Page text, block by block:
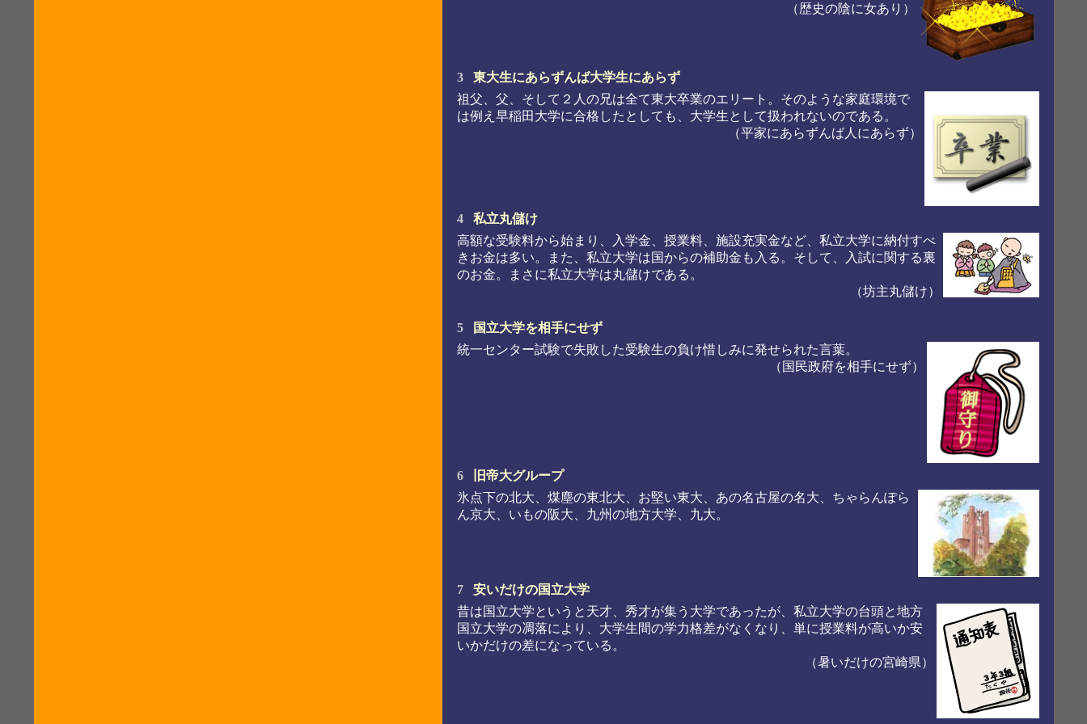
（歴史の陰に女あり）
3
東大生にあらずんば大学生にあらず
祖父、父、そして２人の兄は全て東大卒業のエリート。そのような家庭環境で
は例え早稲田大学に合格したとしても、大学生として扱われないのである。
（平家にあらずんば人にあらず）
4
私立丸儲け
高額な受験料から始まり、入学金、授業料、施設充実金など、私立大学に納付すべ
きお金は多い。また、私立大学は国からの補助金も入る。そして、入試に関する裏
のお金。まさに私立大学は丸儲けである。
（坊主丸儲け）
5
国立大学を相手にせず
統一センター試験で失敗した受験生の負け惜しみに発せられた言葉。
（国民政府を相手にせず）
6
旧帝大グループ
氷点下の北大、煤塵の東北大、お堅い東大、あの名古屋の名大、ちゃらんぽら
ん京大、いもの阪大、九州の地方大学、九大。
7
安いだけの国立大学
昔は国立大学というと天才、秀才が集う大学であったが、私立大学の台頭と地方
国立大学の凋落により、大学生間の学力格差がなくなり、単に授業料が高いか安
いかだけの差になっている。
（暑いだけの宮崎県）